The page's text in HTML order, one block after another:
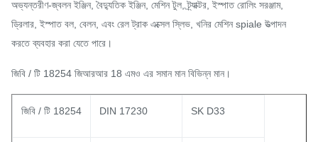
অভ্যন্তরীণ-জ্বলন ইঞ্জিন, বৈদ্যুতিক ইঞ্জিন, মেশিন টুল, ট্র্যাক্টর, ইস্পাত রোলিং সরঞ্জাম,
ড্রিলার, ইস্পাত বল, বেলন, এবং রেল ট্রাক এক্সেল স্লিভ, খনির মেশিন spiale উত্পাদন
করতে ব্যবহার করা যেতে পারে।
জিবি / টি 18254 জিআরআর 18 এমও এর সমান মান বিভিন্ন মান।
জিবি / টি 18254 DIN 17230 SK D33